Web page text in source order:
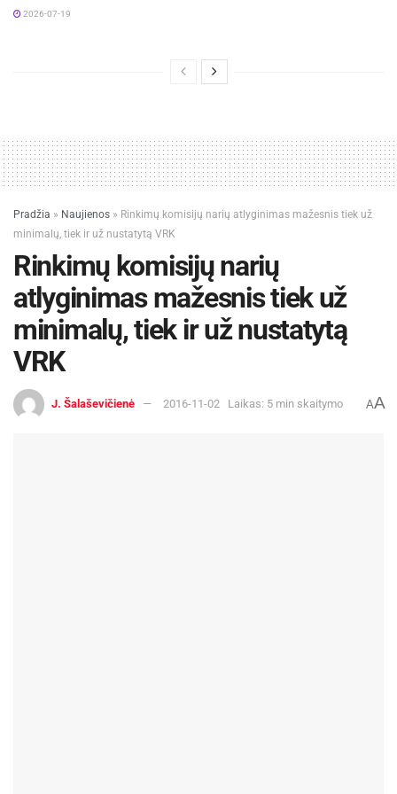
2026-07-19
Pradžia » Naujienos » Rinkimų komisijų narių atlyginimas mažesnis tiek už
minimalų, tiek ir už nustatytą VRK
Rinkimų komisijų narių
atlyginimas mažesnis tiek už
minimalų, tiek ir už nustatytą
VRK
J. Šalaševičienė 2016-11-02 Laikas: 5 min skaitymo AA